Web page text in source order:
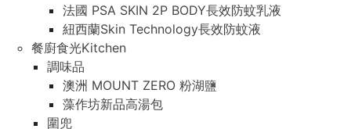
法國 PSA SKIN 2P BODY長效防蚊乳液
紐西蘭Skin Technology長效防蚊液
餐廚食光Kitchen
調味品
澳洲 MOUNT ZERO 粉湖鹽
藻作坊新品高湯包
圍兜